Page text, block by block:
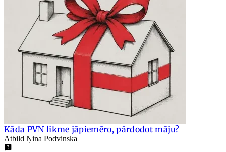
Kāda PVN likme jāpiemēro, pārdodot māju?
Atbild Ņina Podvinska